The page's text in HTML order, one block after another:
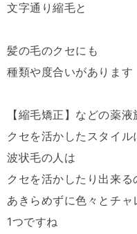
文字通り縮毛と
髪の毛のクセにも
種類や度合いがあります
【縮毛矯正】などの薬
クセを活かしたスタイ
波状毛の人は
クセを活かしたり出来る
あきらめずに色々とチャ
1つですね